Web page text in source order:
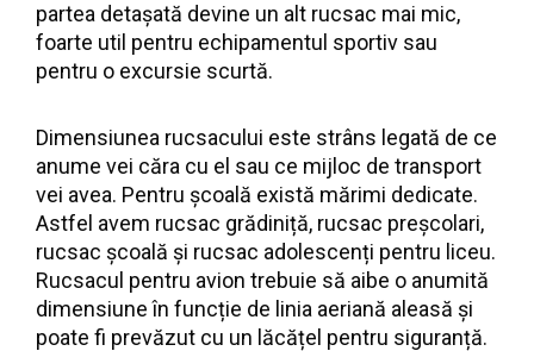
partea detașată devine un alt rucsac mai mic,
foarte util pentru echipamentul sportiv sau
pentru o excursie scurtă.
Dimensiunea rucsacului este strâns legată de ce
anume vei căra cu el sau ce mijloc de transport
vei avea. Pentru școală există mărimi dedicate.
Astfel avem rucsac grădiniță, rucsac preșcolari,
rucsac școală și rucsac adolescenți pentru liceu.
Rucsacul pentru avion trebuie să aibe o anumită
dimensiune în funcție de linia aeriană aleasă și
poate fi prevăzut cu un lăcățel pentru siguranță.